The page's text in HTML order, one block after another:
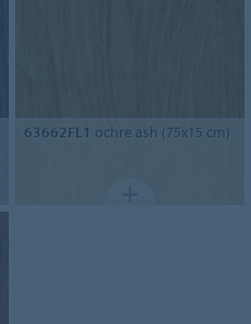
63662FL1 ochre ash (75x15 cm)